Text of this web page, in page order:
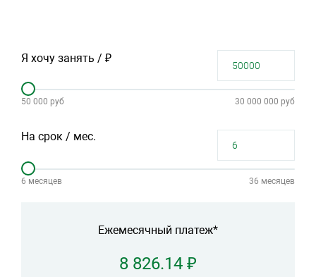
Я хочу занять / ₽
50 000 руб 30 000 000 руб
На срок / мес.
6 месяцев 36 месяцев
Ежемесячный платеж*
8 826.14 ₽